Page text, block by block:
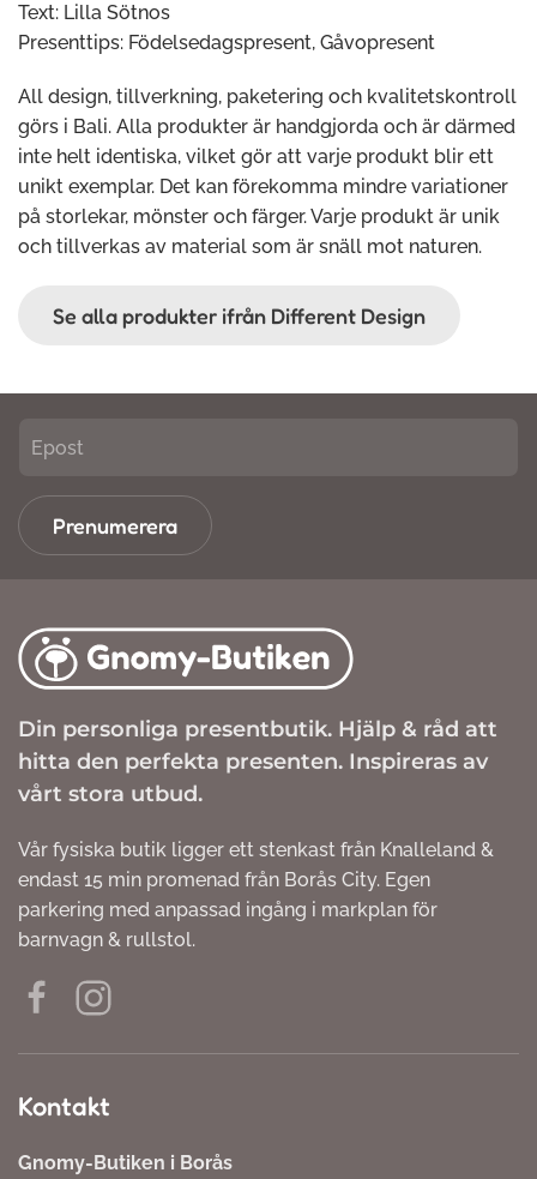
Text: Lilla Sötnos
Presenttips: Födelsedagspresent, Gåvopresent
All design, tillverkning, paketering och kvalitetskontroll
görs i Bali. Alla produkter är handgjorda och är därmed
inte helt identiska, vilket gör att varje produkt blir ett
unikt exemplar. Det kan förekomma mindre variationer
på storlekar, mönster och färger. Varje produkt är unik
och tillverkas av material som är snäll mot naturen.
Se alla produkter ifrån Different Design
Prenumerera
Din personliga presentbutik. Hjälp & råd att
hitta den perfekta presenten. Inspireras av
vårt stora utbud.
Vår fysiska butik ligger ett stenkast från Knalleland &
endast 15 min promenad från Borås City. Egen
parkering med anpassad ingång i markplan för
barnvagn & rullstol.
Kontakt
Gnomy-Butiken i Borås